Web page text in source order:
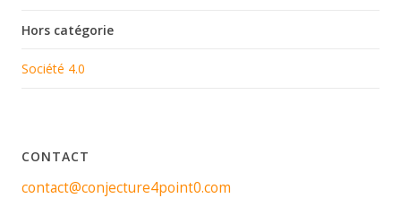
Hors catégorie
Société 4.0
CONTACT
contact@conjecture4point0.com